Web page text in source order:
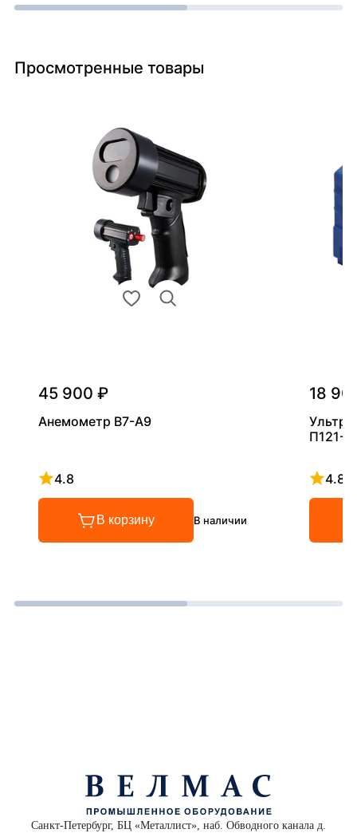
Просмотренные товары
45 900 ₽
Анемометр В7-А9
4.8
Рейтинг 4.8 из 5
В корзину В наличии
18
П121-
4.8
Санкт-Петербург, БЦ «Металлист», наб. Обводного канала д.